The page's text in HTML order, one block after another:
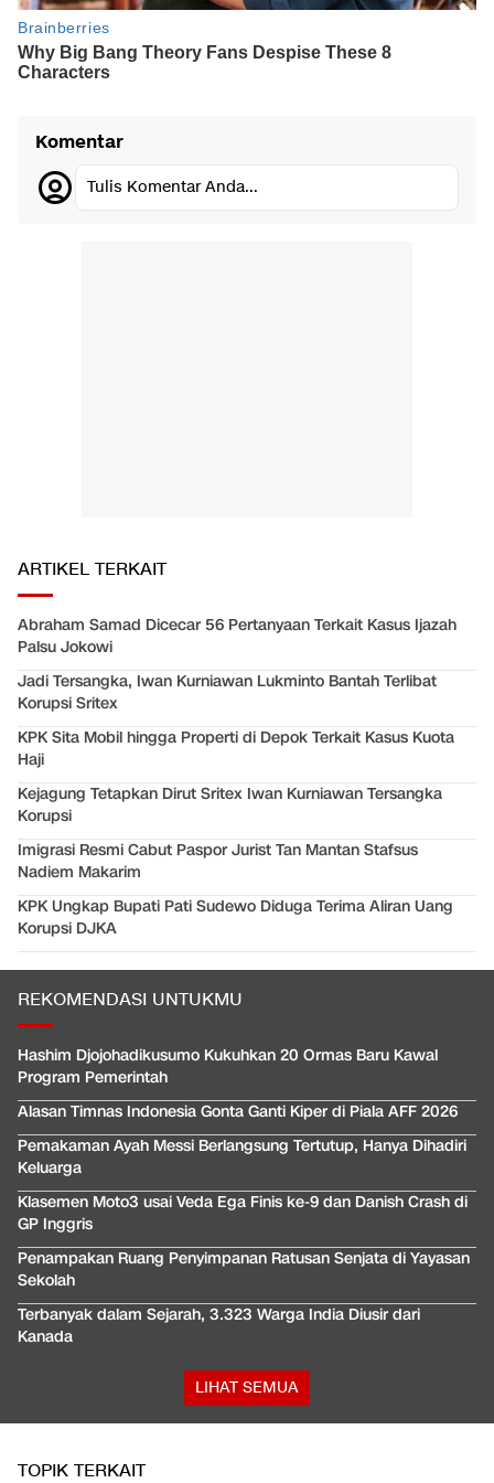
Komentar
Tulis Komentar Anda...
ARTIKEL TERKAIT
Abraham Samad Dicecar 56 Pertanyaan Terkait Kasus Ijazah
Palsu Jokowi
Jadi Tersangka, Iwan Kurniawan Lukminto Bantah Terlibat
Korupsi Sritex
KPK Sita Mobil hingga Properti di Depok Terkait Kasus Kuota
Haji
Kejagung Tetapkan Dirut Sritex Iwan Kurniawan Tersangka
Korupsi
Imigrasi Resmi Cabut Paspor Jurist Tan Mantan Stafsus
Nadiem Makarim
KPK Ungkap Bupati Pati Sudewo Diduga Terima Aliran Uang
Korupsi DJKA
REKOMENDASI UNTUKMU
Hashim Djojohadikusumo Kukuhkan 20 Ormas Baru Kawal
Program Pemerintah
Alasan Timnas Indonesia Gonta Ganti Kiper di Piala AFF 2026
Pemakaman Ayah Messi Berlangsung Tertutup, Hanya Dihadiri
Keluarga
Klasemen Moto3 usai Veda Ega Finis ke-9 dan Danish Crash di
GP Inggris
Penampakan Ruang Penyimpanan Ratusan Senjata di Yayasan
Sekolah
Terbanyak dalam Sejarah, 3.323 Warga India Diusir dari
Kanada
LIHAT SEMUA
TOPIK TERKAIT